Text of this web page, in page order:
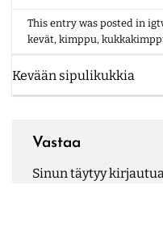
This entry was posted in
kevät,kimppu,
Kevään sipulikukkia
Vastaa
Sinun täytyy